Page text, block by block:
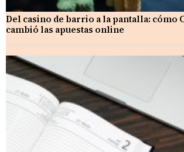
Del casino de barrio a la pantalla: cómo
cambió las apuestas online